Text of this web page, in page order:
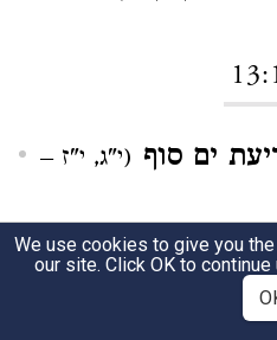
ים סוף (י"ג, י"ז –
במדבר (י"ג,
We use cookies to give you
our site. Click OK to continue